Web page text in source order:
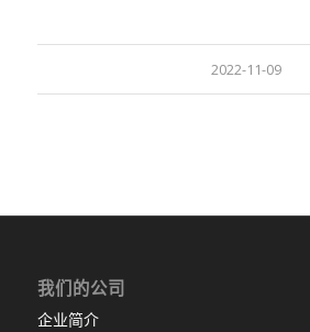
2022-11-09
我们的公司
企业简介